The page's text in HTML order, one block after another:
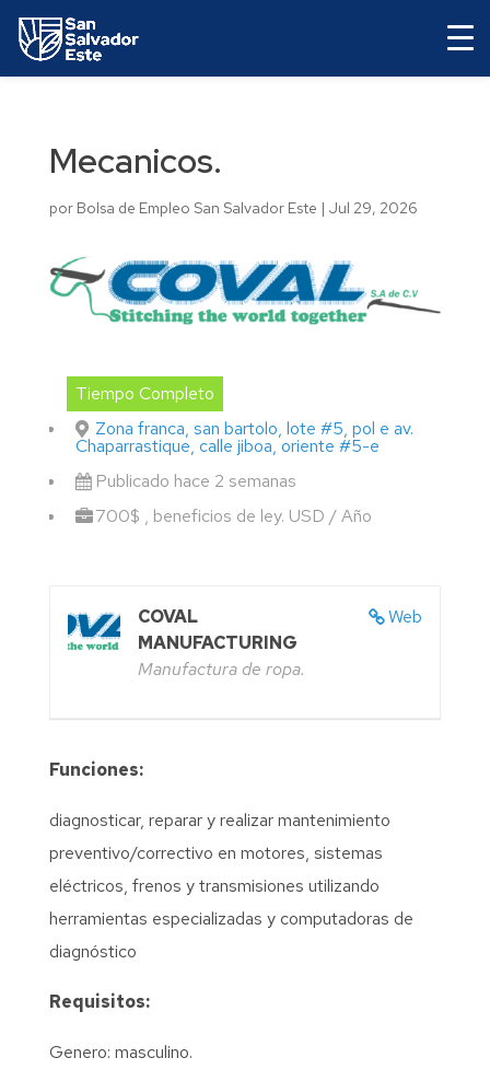
Mecanicos.
por Bolsa de Empleo San Salvador Este | Jul 29, 2026
Tiempo Completo
Zona franca, san bartolo, lote #5, pol e av.
Chaparrastique, calle jiboa, oriente #5-e
Publicado hace 2 semanas
700$ , beneficios de ley. USD / Año
Web
COVAL
MANUFACTURING
Manufactura de ropa.
Funciones:
diagnosticar, reparar y realizar mantenimiento
preventivo/correctivo en motores, sistemas
eléctricos, frenos y transmisiones utilizando
herramientas especializadas y computadoras de
diagnóstico
Requisitos:
Genero: masculino.